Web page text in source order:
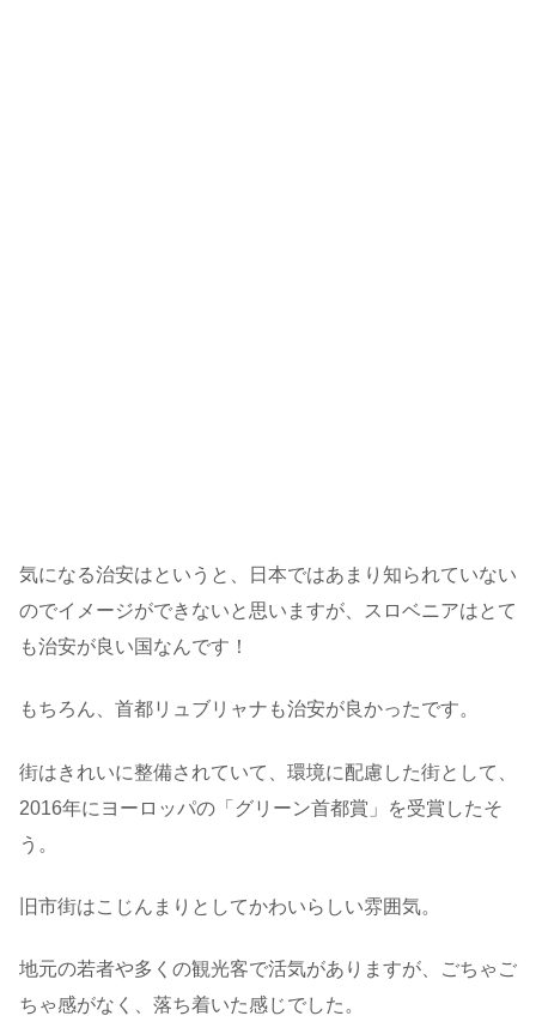
気になる治安はというと、日本ではあまり知られていない
のでイメージができないと思いますが、スロベニアはとて
も治安が良い国なんです！
もちろん、首都リュブリャナも治安が良かったです。
街はきれいに整備されていて、環境に配慮した街として、
2016年にヨーロッパの「グリーン首都賞」を受賞したそ
う。
旧市街はこじんまりとしてかわいらしい雰囲気。
地元の若者や多くの観光客で活気がありますが、ごちゃご
ちゃ感がなく、落ち着いた感じでした。